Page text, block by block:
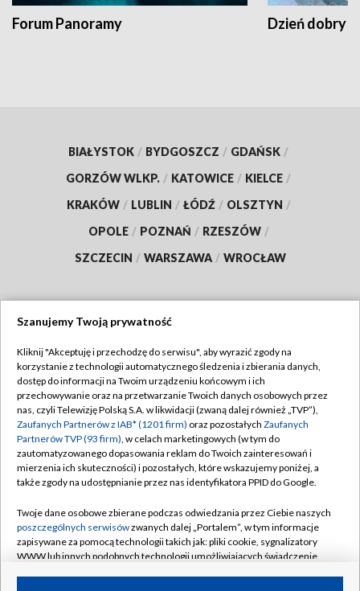
Forum Panoramy Dzień dobry
BIAŁYSTOK / BYDGOSZCZ / GDAŃSK /
GORZÓW WLKP. / KATOWICE / KIELCE /
KRAKÓW / LUBLIN / ŁÓDŹ / OLSZTYN /
OPOLE / POZNAŃ / RZESZÓW /
SZCZECIN / WARSZAWA / WROCŁAW
TVP
Abonament TVP
Emisja w TVP
Centrum informacji TVP
Naziemna Telewizja Cyfrowa
Rada Programowa
System NOS
Informacje o nadawcy
Regulamin TVP
Polityka prywatności
Moje zgody
Pomoc
Kontakt
Kanały
Szanujemy Twoją prywatność
Kliknij "Akceptuję i przechodzę do serwisu", aby wyrazić zgody na
korzystanie z technologii automatycznego śledzenia i zbierania danych,
dostęp do informacji na Twoim urządzeniu końcowym i ich
przechowywanie oraz na przetwarzanie Twoich danych osobowych przez
nas, czyli Telewizję Polską S.A. w likwidacji (zwaną dalej również „TVP”),
Zaufanych Partnerów z IAB* (1201 firm) oraz pozostałych Zaufanych
Partnerów TVP (93 firm), w celach marketingowych (w tym do
zautomatyzowanego dopasowania reklam do Twoich zainteresowań i
mierzenia ich skuteczności) i pozostałych, które wskazujemy poniżej, a
także zgody na udostępnianie przez nas identyfikatora PPID do Google.
Twoje dane osobowe zbierane podczas odwiedzania przez Ciebie naszych
poszczególnych serwisówzwanych dalej „Portalem”, w tym informacje
zapisywane za pomocą technologii takich jak: pliki cookie, sygnalizatory
WWW lub innych podobnych technologii umożliwiających świadczenie